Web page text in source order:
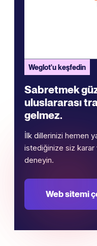
Weglot'u keşfedin
Sabretmek
uluslararası
gelmez.
İlk dillerinizi hemen
istediğinize siz
deneyin.
Web sitemi